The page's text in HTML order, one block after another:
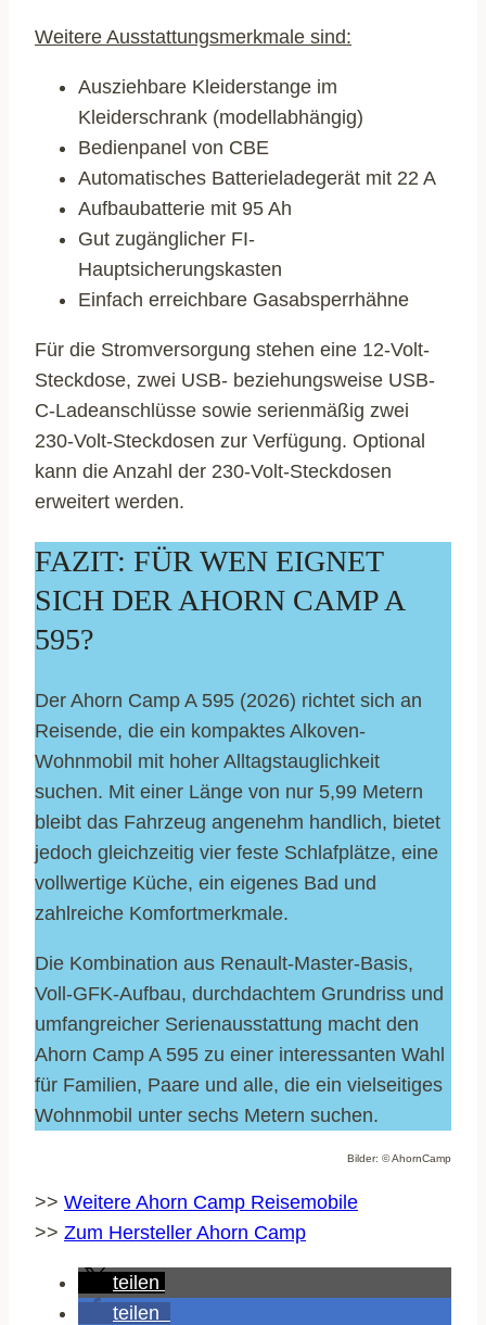
Weitere Ausstattungsmerkmale sind:
Ausziehbare Kleiderstange im
Kleiderschrank (modellabhängig)
Bedienpanel von CBE
Automatisches Batterieladegerät mit 22 A
Aufbaubatterie mit 95 Ah
Gut zugänglicher FI-
Hauptsicherungskasten
Einfach erreichbare Gasabsperrhähne
Für die Stromversorgung stehen eine 12-Volt-
Steckdose, zwei USB- beziehungsweise USB-
C-Ladeanschlüsse sowie serienmäßig zwei
230-Volt-Steckdosen zur Verfügung. Optional
kann die Anzahl der 230-Volt-Steckdosen
erweitert werden.
FAZIT: FÜR WEN EIGNET
SICH DER AHORN CAMP A
595?
Der Ahorn Camp A 595 (2026) richtet sich an
Reisende, die ein kompaktes Alkoven-
Wohnmobil mit hoher Alltagstauglichkeit
suchen. Mit einer Länge von nur 5,99 Metern
bleibt das Fahrzeug angenehm handlich, bietet
jedoch gleichzeitig vier feste Schlafplätze, eine
vollwertige Küche, ein eigenes Bad und
zahlreiche Komfortmerkmale.
Die Kombination aus Renault-Master-Basis,
Voll-GFK-Aufbau, durchdachtem Grundriss und
umfangreicher Serienausstattung macht den
Ahorn Camp A 595 zu einer interessanten Wahl
für Familien, Paare und alle, die ein vielseitiges
Wohnmobil unter sechs Metern suchen.
Bilder: © AhornCamp
>> Weitere Ahorn Camp Reisemobile
>> Zum Hersteller Ahorn Camp
teilen
teilen